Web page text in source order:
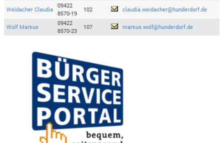
Weidacher Claudia
09422
8570-19
102 claudia.weidacher@hunderdorf.de
Wolf Markus
09422
8570-23
107 markus.wolf@hunderdorf.de